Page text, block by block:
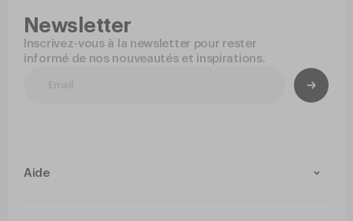
Newsletter
Inscrivez-vous à la newsletter pour rester
informé de nos nouveautés et inspirations.
Aide